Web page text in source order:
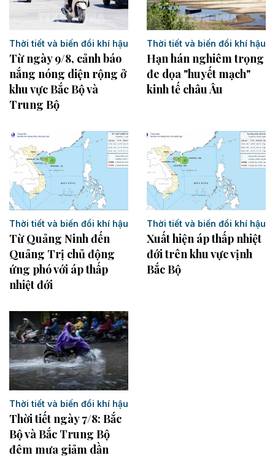
Thời tiết và biến đổi khí hậu
Từ ngày 9/8, cảnh báo
nắng nóng diện rộng ở
khu vực Bắc Bộ và
Trung Bộ
Thời tiết và biến đổi khí hậu
Hạn hán nghiêm trọng
đe dọa "huyết mạch"
kinh tế châu Âu
Thời tiết và biến đổi khí hậu
Từ Quảng Ninh đến
Quảng Trị chủ động
ứng phó với áp thấp
nhiệt đới
Thời tiết và biến đổi khí hậu
Xuất hiện áp thấp nhiệt
đới trên khu vực vịnh
Bắc Bộ
Thời tiết và biến đổi khí hậu
Thời tiết ngày 7/8: Bắc
Bộ và Bắc Trung Bộ
đêm mưa giảm dần